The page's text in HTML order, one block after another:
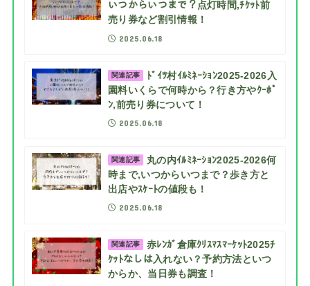
いつからいつまで？点灯時間,ﾁｹｯﾄ前
売り券など割引情報！
2025.06.18
関連記事
ﾄﾞｲﾂ村ｲﾙﾐﾈｰｼｮﾝ2025-2026入
園料いくらで何時から？行き方やｸｰﾎﾟ
ﾝ,前売り券について！
2025.06.18
関連記事
丸の内ｲﾙﾐﾈｰｼｮﾝ2025-2026何
時まで,いつからいつまで？歩き方と
出店やｽｹｰﾄの値段も！
2025.06.18
関連記事
赤ﾚﾝｶﾞ倉庫ｸﾘｽﾏｽﾏｰｹｯﾄ2025ﾁ
ｹｯﾄなしは入れない？予約方法といつ
からか、当日券も調査！